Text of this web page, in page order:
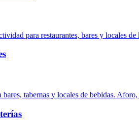
para restaurantes, bares y locales
tabernas y locales de bebidas.